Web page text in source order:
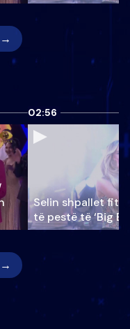
02:56
Selin shpallet
të pestë të ‘Big